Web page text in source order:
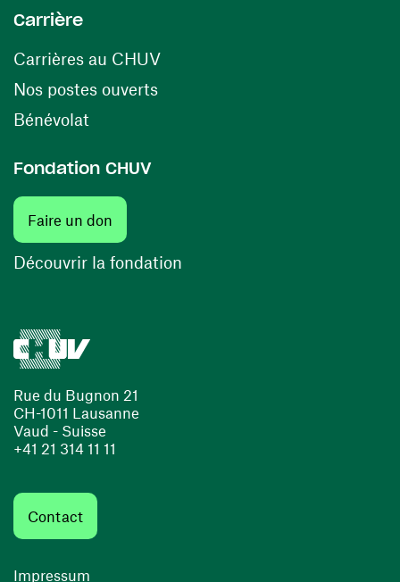
Rue du Bugnon 21
CH-1011 Lausanne
Vaud - Suisse
+41 21 314 11 11
Contact
Impressum
Carrière
Carrières au CHUV(opens in a new window)
Nos postes ouverts(opens in a new window)
Bénévolat
Fondation CHUV
Faire un don
Découvrir la fondation